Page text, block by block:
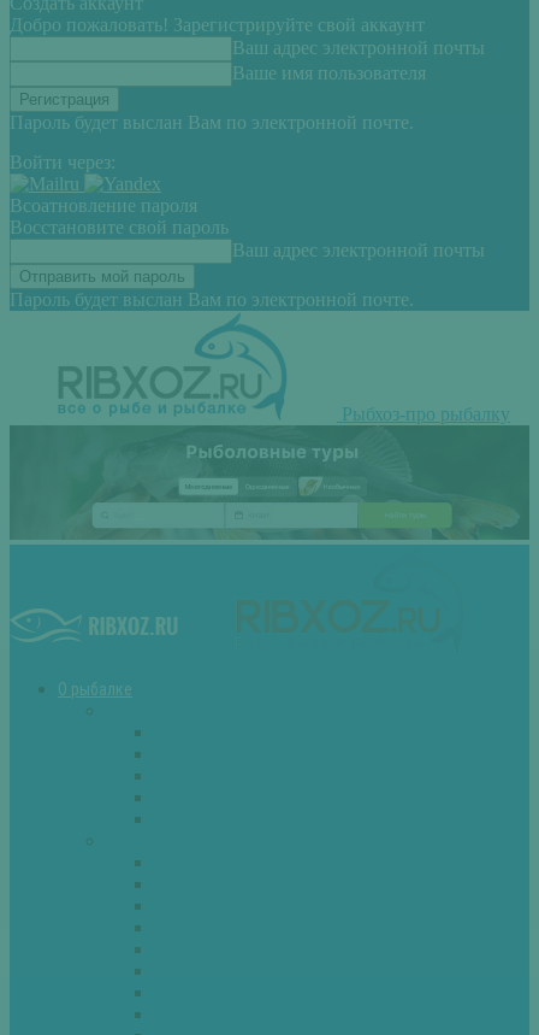
Добро пожаловать! Зарегистрируйте свой аккаунт
Ваш адрес электронной почты
Ваше имя пользователя
Пароль будет выслан Вам по электронной почте.
Войти через:
Всоатновление пароля
Восстановите свой пароль
Ваш адрес электронной почты
Пароль будет выслан Вам по электронной почте.
Рыбхоз-про рыбалку
О рыбалке